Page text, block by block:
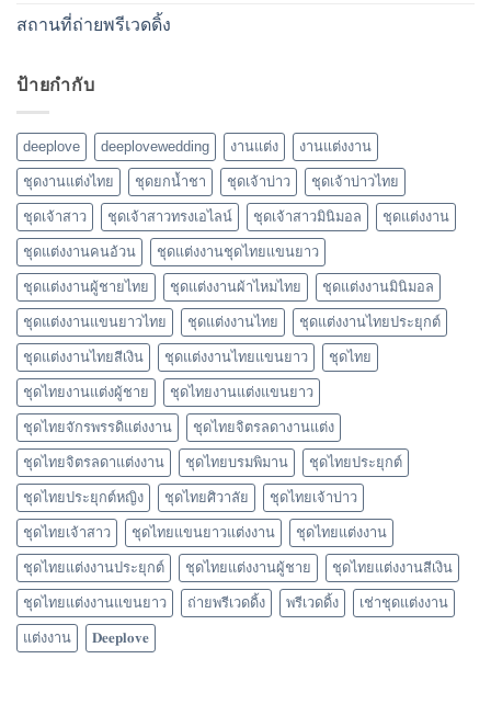
สถานที่ถ่ายพรีเวดดิ้ง
ป้ายกำกับ
deeplove deeplovewedding งานแต่ง งานแต่งงาน
ชุดงานแต่งไทย ชุดยกน้ำชา ชุดเจ้าบ่าว ชุดเจ้าบ่าวไทย
ชุดเจ้าสาว ชุดเจ้าสาวทรงเอไลน์ ชุดเจ้าสาวมินิมอล ชุดแต่งงาน
ชุดแต่งงานคนอ้วน ชุดแต่งงานชุดไทยแขนยาว
ชุดแต่งงานผู้ชายไทย ชุดแต่งงานผ้าไหมไทย ชุดแต่งงานมินิมอล
ชุดแต่งงานแขนยาวไทย ชุดแต่งงานไทย ชุดแต่งงานไทยประยุกต์
ชุดแต่งงานไทยสีเงิน ชุดแต่งงานไทยแขนยาว ชุดไทย
ชุดไทยงานแต่งผู้ชาย ชุดไทยงานแต่งแขนยาว
ชุดไทยจักรพรรดิแต่งงาน ชุดไทยจิตรลดางานแต่ง
ชุดไทยจิตรลดาแต่งงาน ชุดไทยบรมพิมาน ชุดไทยประยุกต์
ชุดไทยประยุกต์หญิง ชุดไทยศิวาลัย ชุดไทยเจ้าบ่าว
ชุดไทยเจ้าสาว ชุดไทยแขนยาวแต่งงาน ชุดไทยแต่งงาน
ชุดไทยแต่งงานประยุกต์ ชุดไทยแต่งงานผู้ชาย ชุดไทยแต่งงานสีเงิน
ชุดไทยแต่งงานแขนยาว ถ่ายพรีเวดดิ้ง พรีเวดดิ้ง เช่าชุดแต่งงาน
แต่งงาน 𝐃𝐞𝐞𝐩𝐥𝐨𝐯𝐞